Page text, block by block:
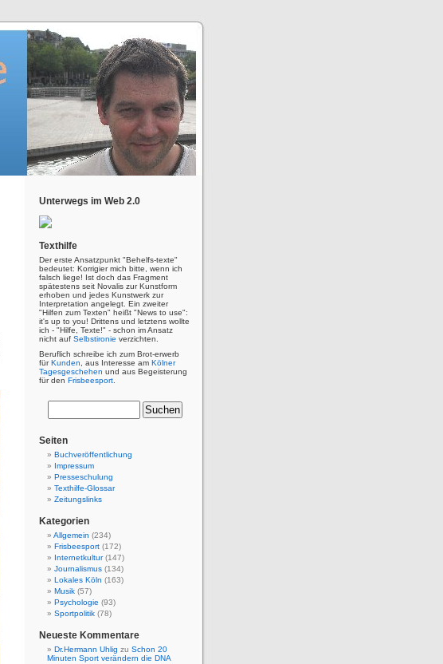
Unterwegs im Web 2.0
Texthilfe
Der erste Ansatzpunkt "Behelfs-texte"
bedeutet: Korrigier mich bitte, wenn ich
falsch liege! Ist doch das Fragment
spätestens seit Novalis zur Kunstform
erhoben und jedes Kunstwerk zur
Interpretation angelegt. Ein zweiter
"Hilfen zum Texten" heißt "News to use":
it's up to you! Drittens und letztens wollte
ich - "Hilfe, Texte!" - schon im Ansatz
nicht auf Selbstironie verzichten.
Beruflich schreibe ich zum Brot-erwerb
fürKunden , aus Interesse am Kölner
Tagesgeschehen und aus Begeisterung
für den Frisbeesport
Seiten
Buchveröffentlichung
Impressum
Presseschulung
Texthilfe-Glossar
Zeitungslinks
Kategorien
Allgemein (234)
Frisbeesport (172)
Internetkultur(147)
Journalismus (134)
Lokales Köln (163)
Musik (57)
Psychologie (93)
Sportpolitik (78)
Neueste Kommentare
Dr.Hermann Uhlig zu Schon 20
Minuten Sport verändern die DNA